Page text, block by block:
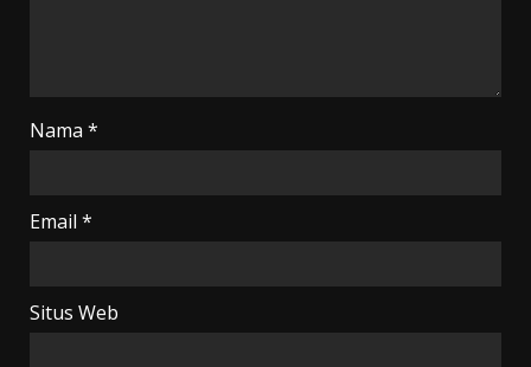
Nama *
Email *
Situs Web